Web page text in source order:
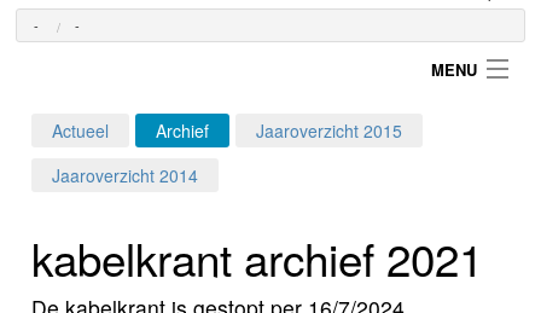
- -
MENU
Programma's
Actueel Archief
Jaaroverzicht 2015
Jaaroverzicht 2014
kabelkrant archief 2021